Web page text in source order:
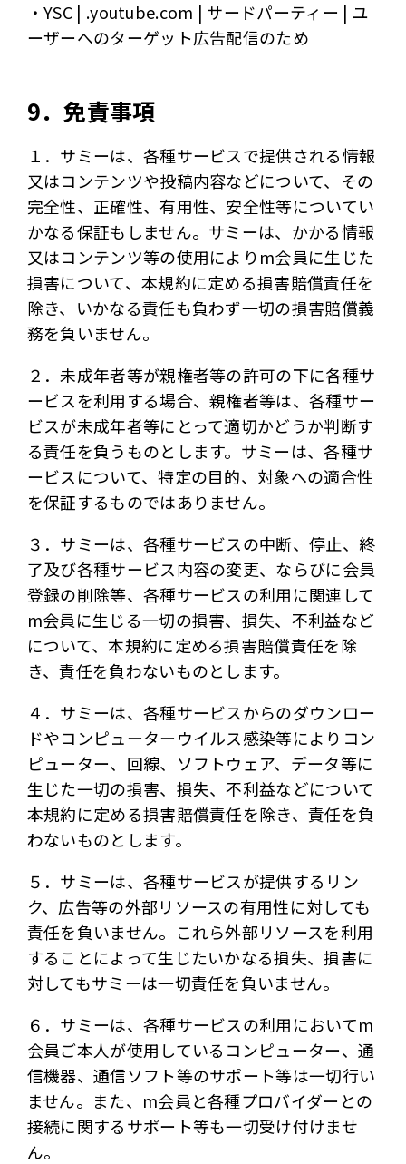
・YSC | .youtube.com | サードパーティー | ユ
ーザーへのターゲット広告配信のため
9．免責事項
１．サミーは、各種サービスで提供される情報
又はコンテンツや投稿内容などについて、その
完全性、正確性、有用性、安全性等についてい
かなる保証もしません。サミーは、かかる情報
又はコンテンツ等の使用によりm会員に生じた
損害について、本規約に定める損害賠償責任を
除き、いかなる責任も負わず一切の損害賠償義
務を負いません。
２．未成年者等が親権者等の許可の下に各種サ
ービスを利用する場合、親権者等は、各種サー
ビスが未成年者等にとって適切かどうか判断す
る責任を負うものとします。サミーは、各種サ
ービスについて、特定の目的、対象への適合性
を保証するものではありません。
３．サミーは、各種サービスの中断、停止、終
了及び各種サービス内容の変更、ならびに会員
登録の削除等、各種サービスの利用に関連して
m会員に生じる一切の損害、損失、不利益など
について、本規約に定める損害賠償責任を除
き、責任を負わないものとします。
４．サミーは、各種サービスからのダウンロー
ドやコンピューターウイルス感染等によりコン
ピューター、回線、ソフトウェア、データ等に
生じた一切の損害、損失、不利益などについて
本規約に定める損害賠償責任を除き、責任を負
わないものとします。
５．サミーは、各種サービスが提供するリン
ク、広告等の外部リソースの有用性に対しても
責任を負いません。これら外部リソースを利用
することによって生じたいかなる損失、損害に
対してもサミーは一切責任を負いません。
６．サミーは、各種サービスの利用においてm
会員ご本人が使用しているコンピューター、通
信機器、通信ソフト等のサポート等は一切行い
ません。また、m会員と各種プロバイダーとの
接続に関するサポート等も一切受け付けませ
ん。